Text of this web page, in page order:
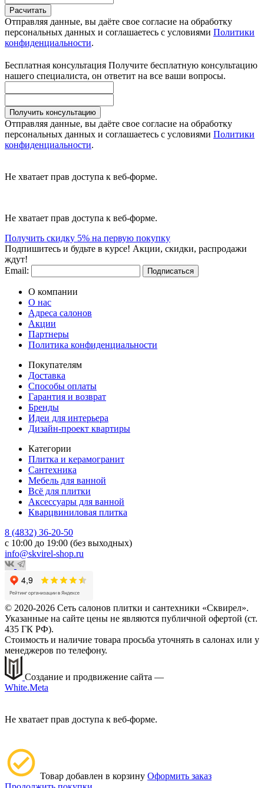
Расчитать
Отправляя данные, вы даёте свое согласие на обработку
персональных данных и соглашаетесь с условиями Политики
конфиденциальности.
Бесплатная консультация Получите бесплатную консультацию
нашего специалиста, он ответит на все ваши вопросы.
Получить консультацию
Отправляя данные, вы даёте свое согласие на обработку
персональных данных и соглашаетесь с условиями Политики
конфиденциальности.
Не хватает прав доступа к веб-форме.
Не хватает прав доступа к веб-форме.
Получить скидку 5% на первую покупку
Подпишитесь и будьте в курсе! Акции, скидки, распродажи
ждут!
Email:
Подписаться
О компании
О нас
Адреса салонов
Акции
Партнеры
Политика конфиденциальности
Покупателям
Доставка
Способы оплаты
Гарантия и возврат
Бренды
Идеи для интерьера
Дизайн-проект квартиры
Категории
Плитка и керамогранит
Сантехника
Мебель для ванной
Всё для плитки
Аксессуары для ванной
Кварцвиниловая плитка
8 (4832) 36-20-50
с 10:00 до 19:00 (без выходных)
info@skvirel-shop.ru
© 2020-2026 Сеть салонов плитки и сантехники «Сквирел».
Указанные на сайте цены не являются публичной офертой (ст.
435 ГК РФ).
Стоимость и наличие товара просьба уточнять в салонах или у
менеджеров по телефону.
Создание и продвижение сайта —
White.Meta
Не хватает прав доступа к веб-форме.
Товар добавлен в корзину Оформить заказ